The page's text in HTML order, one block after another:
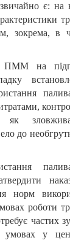
звичайно є:
зокрема, в
на
як
до
норм
роботи
частих
у